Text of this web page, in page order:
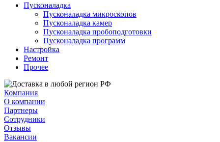
Пусконаладка
Пусконаладка микроскопов
Пусконаладка камер
Пусконаладка пробоподготовки
Пусконаладка программ
Настройка
Ремонт
Прочее
Компания
О компании
Партнеры
Сотрудники
Отзывы
Вакансии